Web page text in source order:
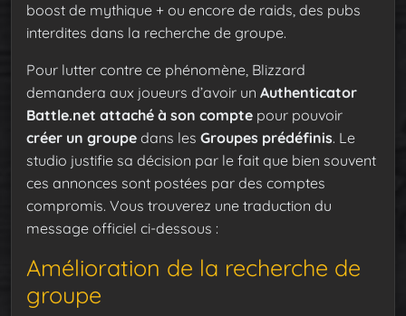
boost de mythique + ou encore de raids, des pubs
interdites dans la recherche de groupe.
Pour lutter contre ce phénomène, Blizzard
demandera aux joueurs d’avoir un Authenticator
Battle.net attaché à son compte pour pouvoir
créer un groupe dans les Groupes prédéfinis. Le
studio justifie sa décision par le fait que bien souvent
ces annonces sont postées par des comptes
compromis. Vous trouverez une traduction du
message officiel ci-dessous :
Amélioration de la recherche de
groupe